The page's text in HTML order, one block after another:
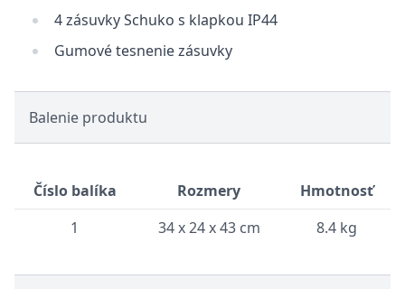
4 zásuvky Schuko s klapkou IP44
Gumové tesnenie zásuvky
Balenie produktu
Číslo balíka Rozmery
Hmotnosť
1
34 x 24 x 43 cm 8.4 kg